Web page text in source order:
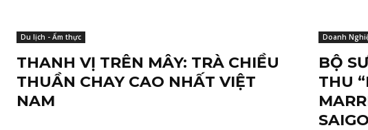
Du lịch - Ẩm thực
THANH VỊ TRÊN MÂY: TRÀ CHIỀU
THUẦN CHAY CAO NHẤT VIỆT
NAM
Doanh
BỘ
THU